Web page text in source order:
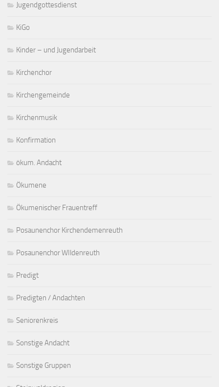
Jugendgottesdienst
KiGo
Kinder – und Jugendarbeit
Kirchenchor
Kirchengemeinde
Kirchenmusik
Konfirmation
ökum. Andacht
Ökumene
Ökumenischer Frauentreff
Posaunenchor Kirchendemenreuth
Posaunenchor WIldenreuth
Predigt
Predigten / Andachten
Seniorenkreis
Sonstige Andacht
Sonstige Gruppen